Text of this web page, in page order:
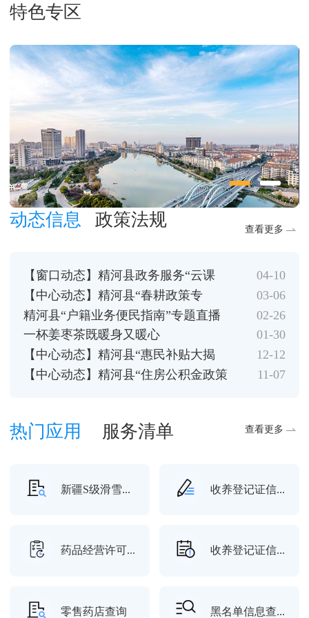
特色专区
动态信息 政策法规 查看更多
【窗口动态】精河县政务服务“云课
堂”开讲 ...
04-10
【中心动态】精河县“春耕政策专
场”直播惠民...
03-06
精河县“户籍业务便民指南”专题直播
——让户...
02-26
一杯姜枣茶既暖身又暖心
01-30
【中心动态】精河县“惠民补贴大揭
秘”专题直...
12-12
【中心动态】精河县“住房公积金政策
11-07
热门应用 服务清单 查看更多
新疆S级滑雪... 收养登记证信...
药品经营许可... 收养登记证信...
零售药店查询 黑名单信息查...